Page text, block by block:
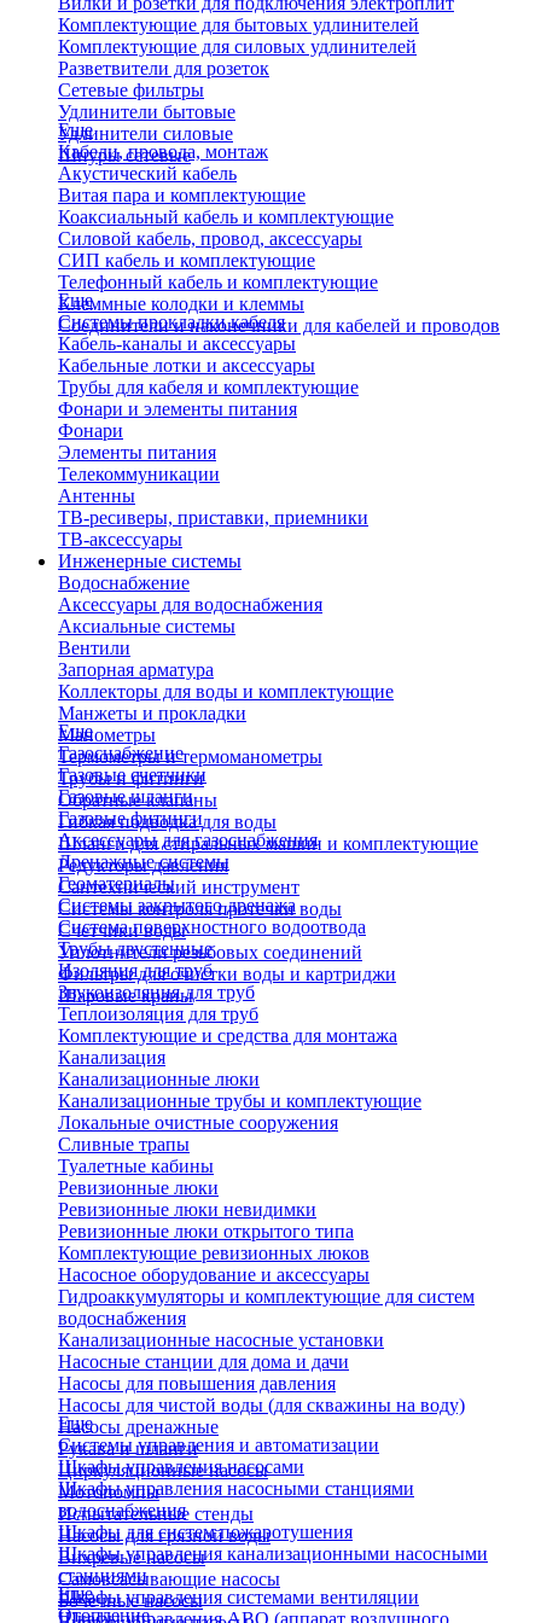
Комплектующие для бытовых удлинителей
Комплектующие для силовых удлинителей
Разветвители для розеток
Сетевые фильтры
Удлинители бытовые
Удлинители силовые
Шнуры сетевые
Еще
Кабели, провода, монтаж
Акустический кабель
Витая пара и комплектующие
Коаксиальный кабель и комплектующие
Силовой кабель, провод, аксессуары
СИП кабель и комплектующие
Телефонный кабель и комплектующие
Клеммные колодки и клеммы
Соединители и наконечники для кабелей и проводов
Еще
Системы прокладки кабеля
Кабель-каналы и аксессуары
Кабельные лотки и аксессуары
Трубы для кабеля и комплектующие
Фонари и элементы питания
Фонари
Элементы питания
Телекоммуникации
Антенны
ТВ-ресиверы, приставки, приемники
ТВ-аксессуары
Инженерные системы
Водоснабжение
Аксессуары для водоснабжения
Аксиальные системы
Вентили
Запорная арматура
Коллекторы для воды и комплектующие
Манжеты и прокладки
Манометры
Термометры и термоманометры
Трубы и фитинги
Обратные клапаны
Гибкая подводка для воды
Шланги для стиральных машин и комплектующие
Редукторы давления
Сантехнический инструмент
Системы контроля протечки воды
Счетчики воды
Уплотнители резьбовых соединений
Фильтры для очистки воды и картриджи
Шаровые краны
Еще
Газоснабжение
Газовые счетчики
Газовые шланги
Газовые фитинги
Аксессуары для газоснабжения
Дренажные системы
Геоматериалы
Системы закрытого дренажа
Система поверхностного водоотвода
Трубы двустенные
Изоляция для труб
Звукоизоляция для труб
Теплоизоляция для труб
Комплектующие и средства для монтажа
Канализация
Канализационные люки
Канализационные трубы и комплектующие
Локальные очистные сооружения
Сливные трапы
Туалетные кабины
Ревизионные люки
Ревизионные люки невидимки
Ревизионные люки открытого типа
Комплектующие ревизионных люков
Насосное оборудование и аксессуары
Гидроаккумуляторы и комплектующие для систем
водоснабжения
Канализационные насосные установки
Насосные станции для дома и дачи
Насосы для повышения давления
Насосы для чистой воды (для скважины на воду)
Насосы дренажные
Рукава и шланги
Циркуляционные насосы
Мотопомпы
Испытательные стенды
Насосы для грязной воды
Вихревые насосы
Самовсасывающие насосы
Бочечные насосы
Еще
Системы управления и автоматизации
Шкафы управления насосами
Шкафы управления насосными станциями
водоснабжения
Шкафы для систем пожаротушения
Шкафы управления канализационными насосными
станциями
Шкафы управления системами вентиляции
Шкафы управления АВО (аппарат воздушного
Еще
Отопление